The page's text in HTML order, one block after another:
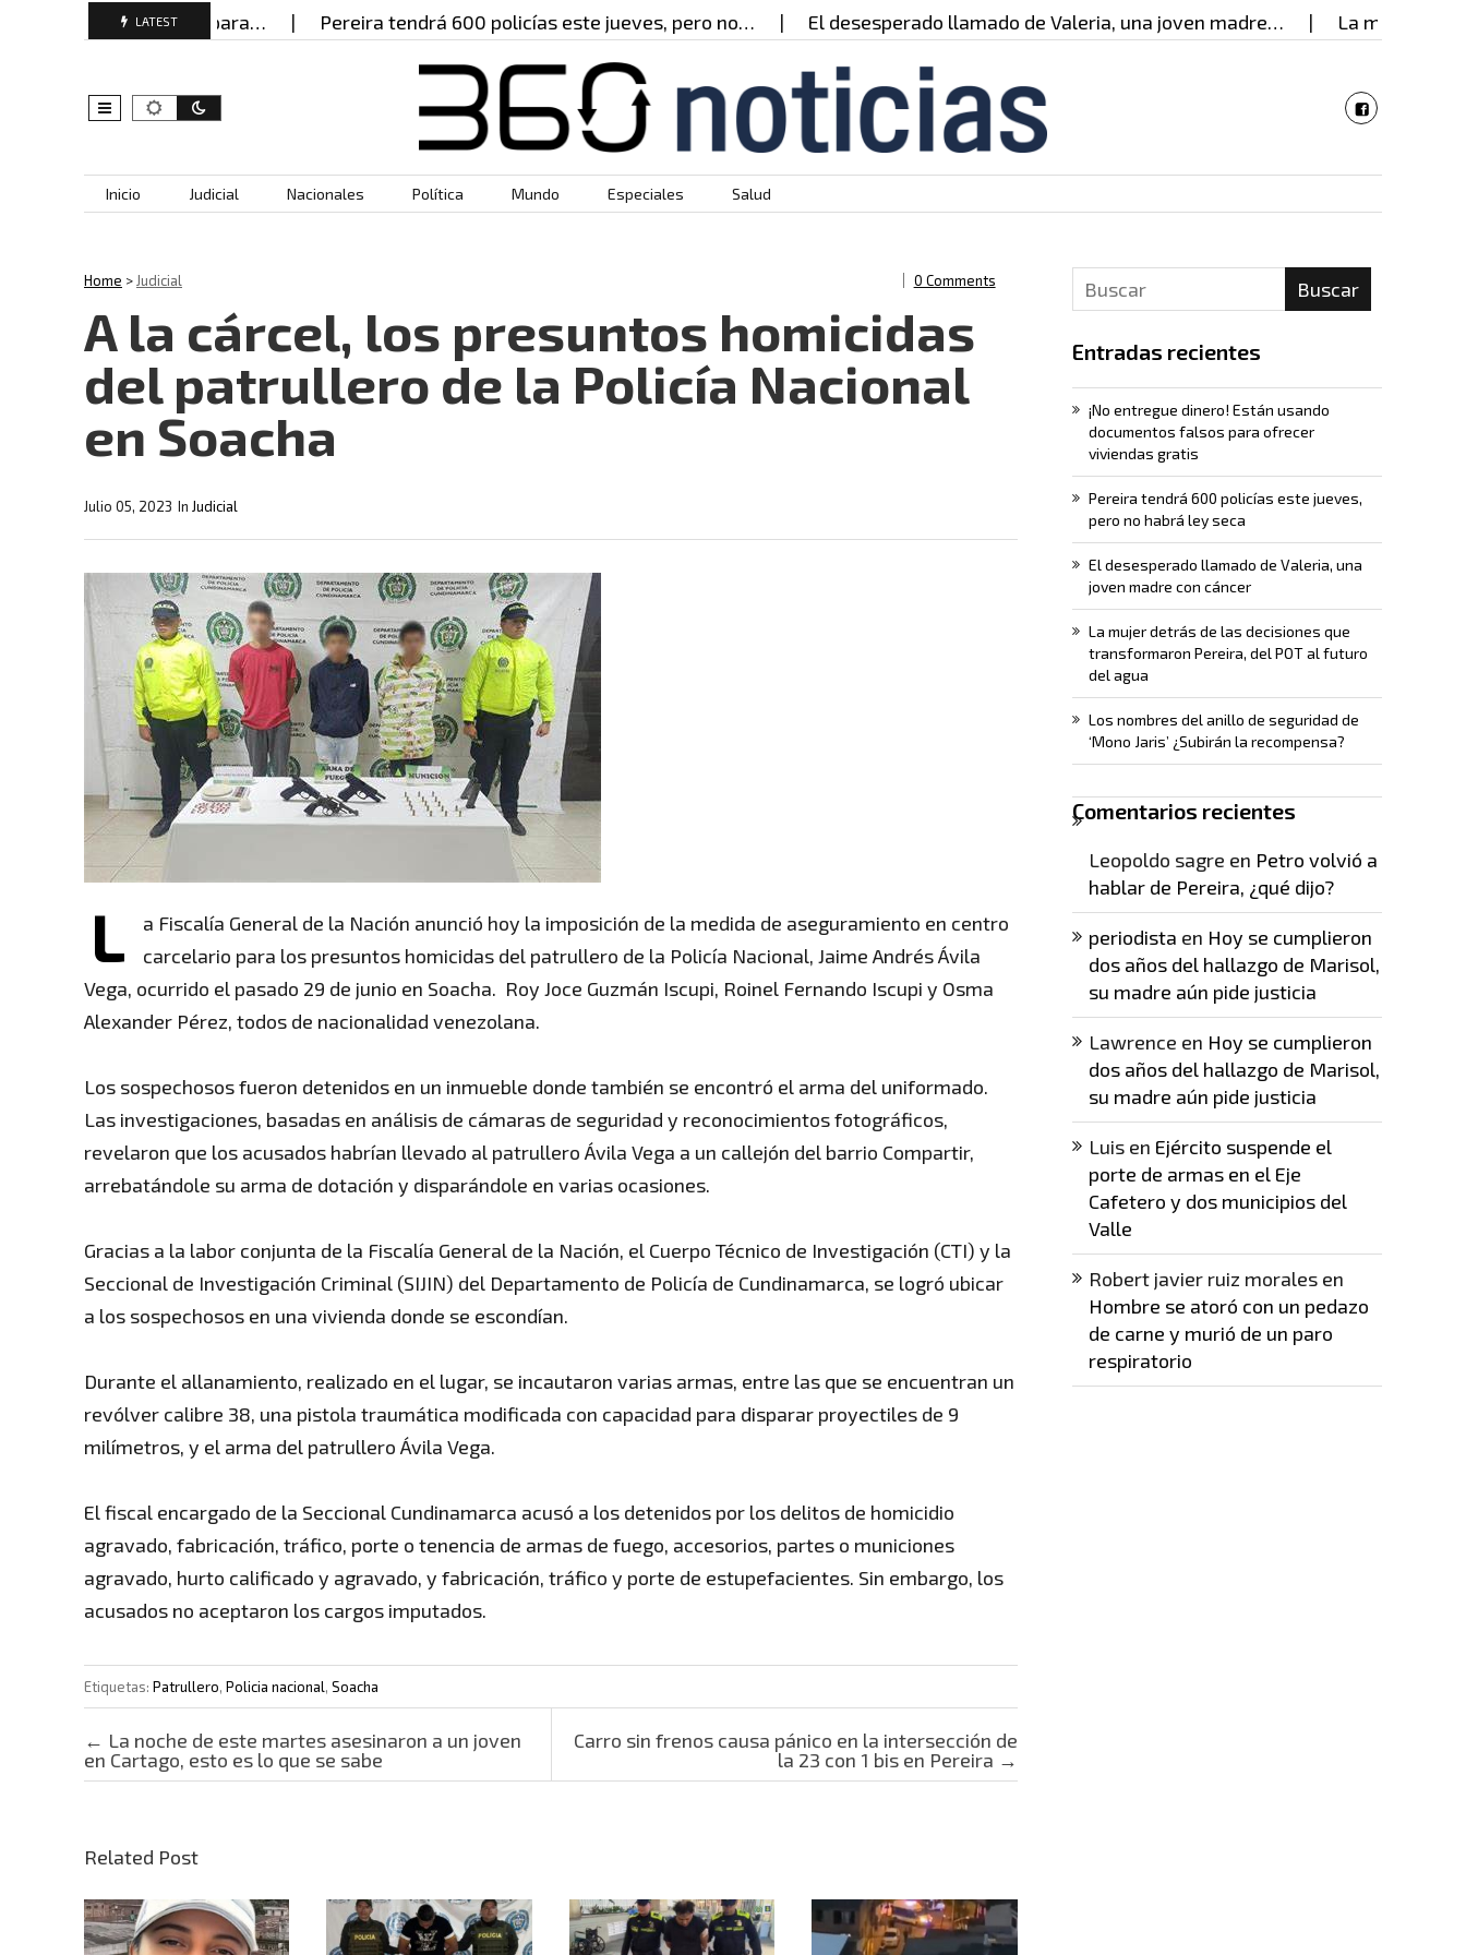
LATEST
documentos falsos para… Pereira tendrá 600 policías este jueves, pero no… El desesperado llamado de Valeria, una joven madre… La mujer detrás
Skip to content
Inicio Judicial Nacionales Política Mundo Especiales Salud
Home >Judicial 0 Comments
A la cárcel, los presuntos homicidas
del patrullero de la Policía Nacional
en Soacha
In Judicial
Julio 05, 2023
L
a Fiscalía General de la Nación anunció hoy la imposición de la medida de aseguramiento en centro
carcelario para los presuntos homicidas del patrullero de la Policía Nacional, Jaime Andrés Ávila
Vega, ocurrido el pasado 29 de junio en Soacha. Roy Joce Guzmán Iscupi, Roinel Fernando Iscupi y Osma
Alexander Pérez, todos de nacionalidad venezolana.
Los sospechosos fueron detenidos en un inmueble donde también se encontró el arma del uniformado.
Las investigaciones, basadas en análisis de cámaras de seguridad y reconocimientos fotográficos,
revelaron que los acusados habrían llevado al patrullero Ávila Vega a un callejón del barrio Compartir,
arrebatándole su arma de dotación y disparándole en varias ocasiones.
Gracias a la labor conjunta de la Fiscalía General de la Nación, el Cuerpo Técnico de Investigación (CTI) y la
Seccional de Investigación Criminal (SIJIN) del Departamento de Policía de Cundinamarca, se logró ubicar
a los sospechosos en una vivienda donde se escondían.
Durante el allanamiento, realizado en el lugar, se incautaron varias armas, entre las que se encuentran un
revólver calibre 38, una pistola traumática modificada con capacidad para disparar proyectiles de 9
milímetros, y el arma del patrullero Ávila Vega.
El fiscal encargado de la Seccional Cundinamarca acusó a los detenidos por los delitos de homicidio
agravado, fabricación, tráfico, porte o tenencia de armas de fuego, accesorios, partes o municiones
agravado, hurto calificado y agravado, y fabricación, tráfico y porte de estupefacientes. Sin embargo, los
acusados no aceptaron los cargos imputados.
Etiquetas: Patrullero, Policia nacional, Soacha
Post navigation
← La noche de este martes asesinaron a un joven
en Cartago, esto es lo que se sabe
Carro sin frenos causa pánico en la intersección de
la 23 con 1 bis en Pereira →
Related Post
Buscar
Entradas recientes
¡No entregue dinero! Están usando
documentos falsos para ofrecer
viviendas gratis
Pereira tendrá 600 policías este jueves,
pero no habrá ley seca
El desesperado llamado de Valeria, una
joven madre con cáncer
La mujer detrás de las decisiones que
transformaron Pereira, del POT al futuro
del agua
Los nombres del anillo de seguridad de
‘Mono Jaris’ ¿Subirán la recompensa?
Comentarios recientes
Leopoldo sagre en Petro volvió a
hablar de Pereira, ¿qué dijo?
periodista en Hoy se cumplieron
dos años del hallazgo de Marisol,
su madre aún pide justicia
Lawrence en Hoy se cumplieron
dos años del hallazgo de Marisol,
su madre aún pide justicia
Luisen Ejército suspende el
porte de armas en el Eje
Cafetero y dos municipios del
Valle
Robert javier ruiz moralesen
Hombre se atoró con un pedazo
de carne y murió de un paro
respiratorio